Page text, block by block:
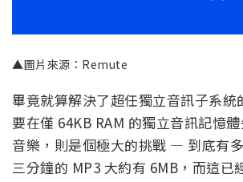
▲圖片來源：Remute
畢竟就算解決了超任獨立音訊子系統
要在僅 64KB RAM 的獨立音訊記憶
音樂，則是個極大的挑戰 — 到底有
三分鐘的 MP3 大約有 6MB，而這已